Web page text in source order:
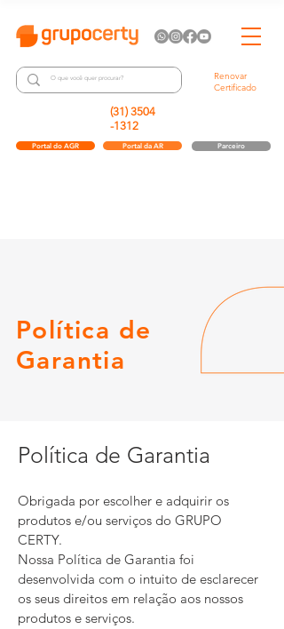
Portal do AGR Portal da AR Parceiro
Renovar
Certificado
(31) 3504
-1312
Política de
Garantia
Política de Garantia
Obrigada por escolher e adquirir os
produtos e/ou serviços do GRUPO
CERTY.
Nossa Política de Garantia foi
desenvolvida com o intuito de esclarecer
os seus direitos em relação aos nossos
produtos e serviços.